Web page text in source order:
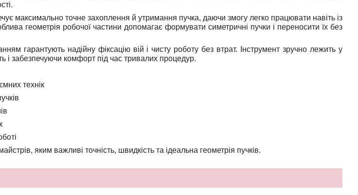
максимально точне захоплення й утримання пучка, даючи змогу легко працювати навіть із
геометрія робочої частини допомагає формувати симетричні пучки і переносити їх без
гарантують надійну фіксацію вій і чисту роботу без втрат. Інструмент зручно лежить у
і забезпечуючи комфорт під час тривалих процедур.
технік
яким важливі точність, швидкість та ідеальна геометрія пучків.